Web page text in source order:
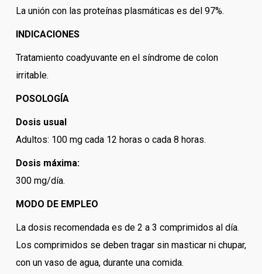
La unión con las proteínas plasmáticas es del 97%.
INDICACIONES
Tratamiento coadyuvante en el síndrome de colon
irritable.
POSOLOGÍA
Dosis usual
Adultos: 100 mg cada 12 horas o cada 8 horas.
Dosis máxima:
300 mg/día.
MODO DE EMPLEO
La dosis recomendada es de 2 a 3 comprimidos al día.
Los comprimidos se deben tragar sin masticar ni chupar,
con un vaso de agua, durante una comida.